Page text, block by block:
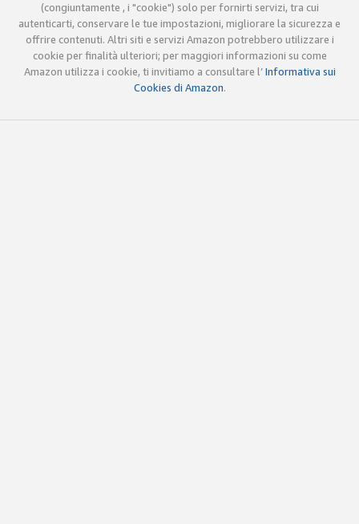
(congiuntamente , i "cookie") solo per fornirti servizi, tra cui
autenticarti, conservare le tue impostazioni, migliorare la sicurezza e
offrire contenuti. Altri siti e servizi Amazon potrebbero utilizzare i
cookie per finalità ulteriori; per maggiori informazioni su come
Amazon utilizza i cookie, ti invitiamo a consultare l’Informativa sui
Cookies di Amazon.